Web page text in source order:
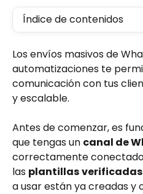
Índice de contenidos
Los envíos masivos de
automatizaciones te
comunicación con tus
y escalable.
Antes de comenzar, es
que tengas un canal de
correctamente
las plantillasverificadas
a usar están ya creadas y